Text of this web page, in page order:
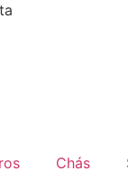
Chás